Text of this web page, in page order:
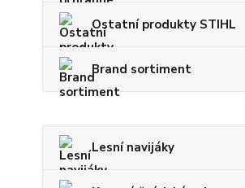
Ostatní produkty STIHL
Brand sortiment
Lesní navijáky